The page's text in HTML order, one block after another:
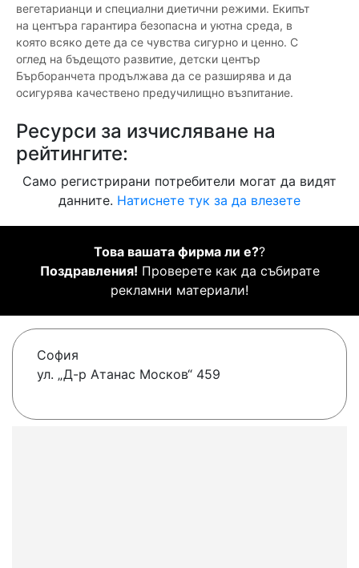
вегетарианци и специални диетични режими. Екипът
на центъра гарантира безопасна и уютна среда, в
която всяко дете да се чувства сигурно и ценно. С
оглед на бъдещото развитие, детски център
Бърборанчета продължава да се разширява и да
осигурява качествено предучилищно възпитание.
Ресурси за изчисляване на
рейтингите:
Само регистрирани потребители могат да видят
данните. Натиснете тук за да влезете
Това вашата фирма ли е??
Поздравления! Проверете как да събирате
рекламни материали!
София
ул. „Д-р Атанас Москов“ 459